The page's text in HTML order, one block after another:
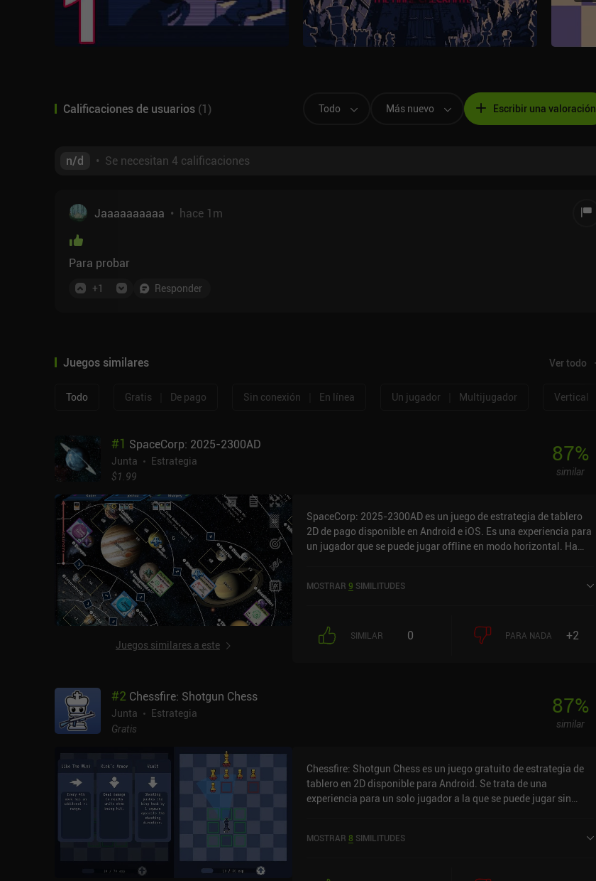
Calificaciones de usuarios (1) Todo Más nuevo Escribir una valoración
n/d • Se necesitan 4 calificaciones
Jaaaaaaaaaa • hace 1m
Para probar
+1 Responder
Juegos similares Ver todo
Todo Gratis De pago Sin conexión En línea Un jugador Multijugador Vertical
#1 SpaceCorp: 2025-2300AD
Junta
Estrategia
$1.99
87%
similar
Juegos similares a este
SpaceCorp: 2025-2300AD es un juego de estrategia de tablero
2D de pago disponible en Android e iOS. Es una experiencia para
un jugador que se puede jugar offline en modo horizontal. Ha
2025 y tiene una valoración actual de 4,6 sobre 5,0 en Google
MOSTRAR 9 SIMILITUDES
SIMILAR 0 PARA NADA +2
#2 Chessfire: Shotgun Chess
Junta
Estrategia
Gratis
87%
similar
Chessfire: Shotgun Chess es un juego gratuito de estrategia de
tablero en 2D disponible para Android. Se trata de una
experiencia para un solo jugador a la que se puede jugar sin
se lanzó en septiembre de 2024 y tiene actualmente una
MOSTRAR 8 SIMILITUDES